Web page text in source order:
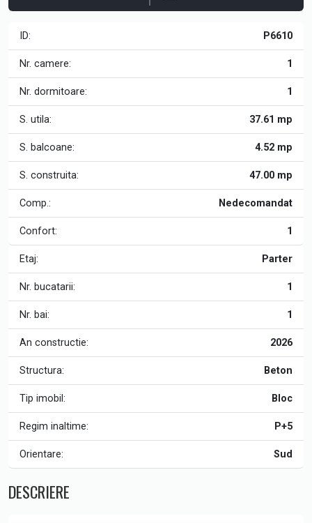
ID: P6610
Nr. camere: 1
Nr. dormitoare: 1
S. utila: 37.61 mp
S. balcoane: 4.52 mp
S. construita: 47.00 mp
Comp.: Nedecomandat
Confort: 1
Etaj: Parter
Nr. bucatarii: 1
Nr. bai: 1
An constructie: 2026
Structura: Beton
Tip imobil: Bloc
Regim inaltime: P+5
Orientare: Sud
DESCRIERE